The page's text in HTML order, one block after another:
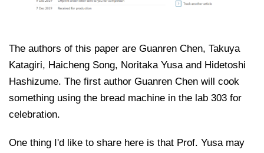
The authors of this paper are Guanren Chen, Takuya
Katagiri, Haicheng Song, Noritaka Yusa and Hidetoshi
Hashizume. The first author Guanren Chen will cook
something using the bread machine in the lab 303 for
celebration.
One thing I'd like to share here is that Prof. Yusa may